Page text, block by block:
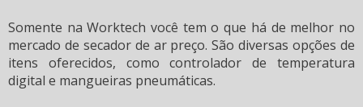
Somente na Worktech você tem o que há de melhor no
mercado de secador de ar preço. São diversas opções de
itens oferecidos, como controlador de temperatura
digital e mangueiras pneumáticas.